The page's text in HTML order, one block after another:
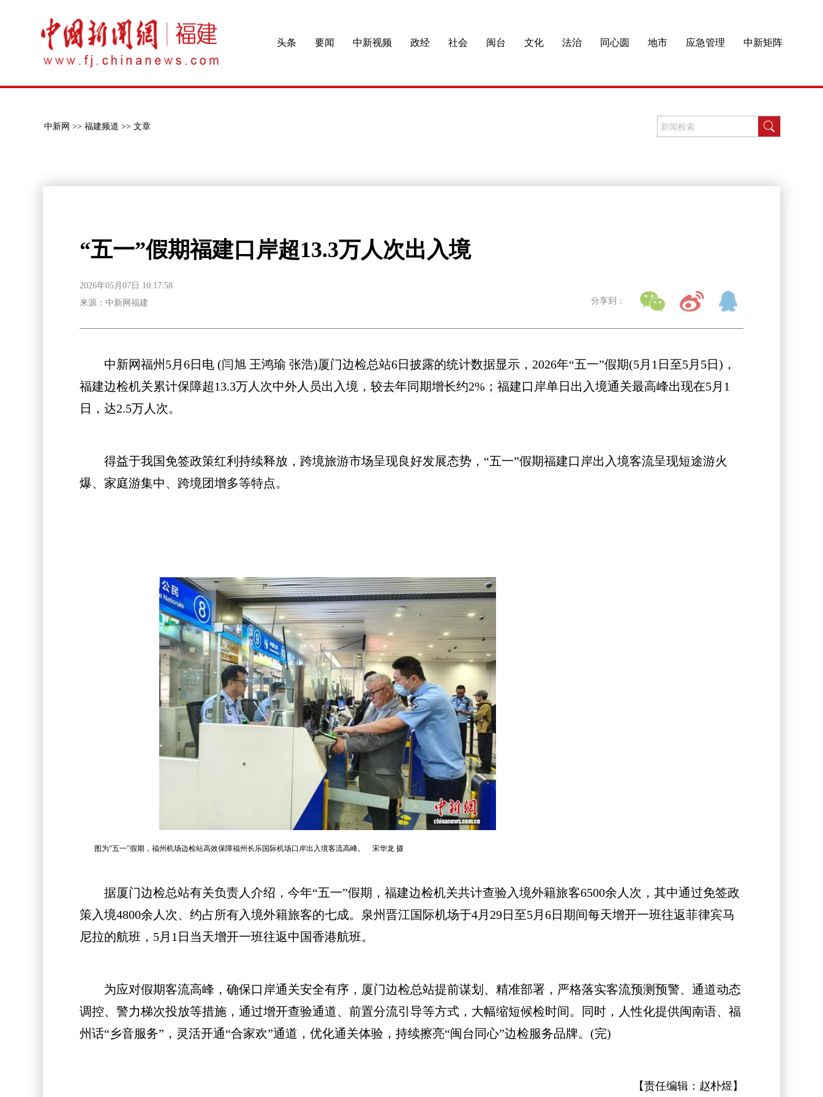
头条 要闻 中新视频 政经 社会 闽台 文化 法治 同心圆 地市 应急管理 中新矩阵
中新网 >> 福建频道 >> 文章
“五一”假期福建口岸超13.3万人次出入境
2026年05月07日 10:17:58
来源：中新网福建
分享到：
中新网福州5月6日电 (闫旭 王鸿瑜 张浩)厦门边检总站6日披露的统计数据显示，2026年“五一”假期(5月1日至5月5日)，
福建边检机关累计保障超13.3万人次中外人员出入境，较去年同期增长约2%；福建口岸单日出入境通关最高峰出现在5月1
日，达2.5万人次。
得益于我国免签政策红利持续释放，跨境旅游市场呈现良好发展态势，“五一”假期福建口岸出入境客流呈现短途游火
爆、家庭游集中、跨境团增多等特点。
图为“五一”假期，福州机场边检站高效保障福州长乐国际机场口岸出入境客流高峰。 宋华龙 摄
据厦门边检总站有关负责人介绍，今年“五一”假期，福建边检机关共计查验入境外籍旅客6500余人次，其中通过免签政
策入境4800余人次、约占所有入境外籍旅客的七成。泉州晋江国际机场于4月29日至5月6日期间每天增开一班往返菲律宾马
尼拉的航班，5月1日当天增开一班往返中国香港航班。
为应对假期客流高峰，确保口岸通关安全有序，厦门边检总站提前谋划、精准部署，严格落实客流预测预警、通道动态
调控、警力梯次投放等措施，通过增开查验通道、前置分流引导等方式，大幅缩短候检时间。同时，人性化提供闽南语、福
州话“乡音服务”，灵活开通“合家欢”通道，优化通关体验，持续擦亮“闽台同心”边检服务品牌。(完)
【责任编辑： 赵朴煜 】